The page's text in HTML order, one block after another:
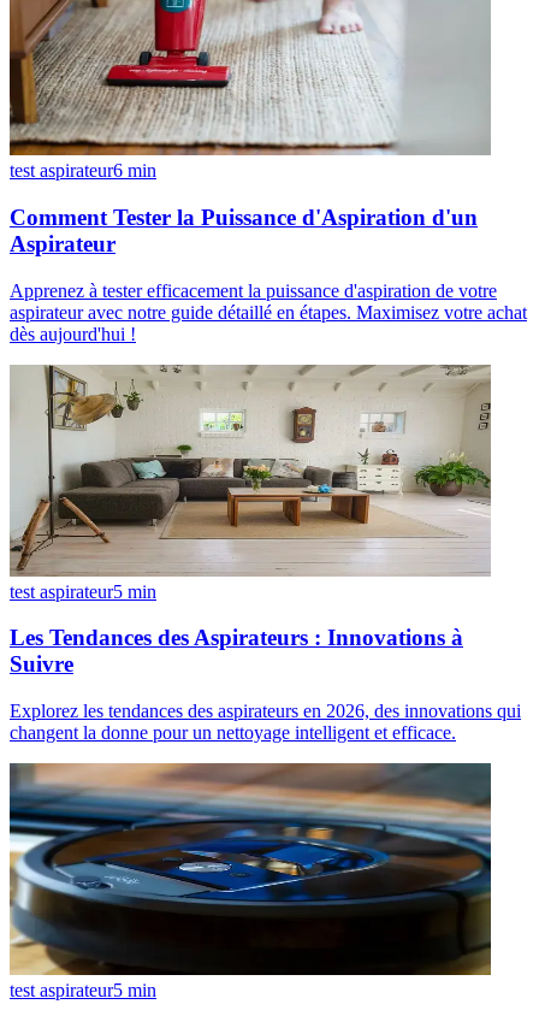
test aspirateur6 min
Comment Tester la Puissance d'Aspiration d'un
Aspirateur
Apprenez à tester efficacement la puissance d'aspiration de votre
aspirateur avec notre guide détaillé en étapes. Maximisez votre achat
dès aujourd'hui !
test aspirateur5 min
Les Tendances des Aspirateurs : Innovations à
Suivre
Explorez les tendances des aspirateurs en 2026, des innovations qui
changent la donne pour un nettoyage intelligent et efficace.
test aspirateur5 min